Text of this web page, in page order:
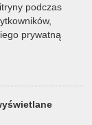
podczas
prywatną